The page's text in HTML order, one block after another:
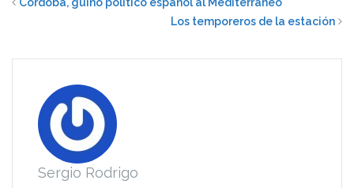
Córdoba, guiño político español al Mediterráneo
Los temporeros de la estación
Sergio Rodrigo